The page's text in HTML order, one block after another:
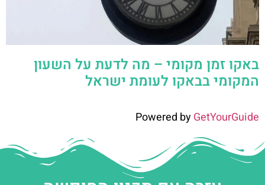
באקו זמן מקומי – מה לדעת על השעון
המקומי בבאקו לעומת ישראל
Powered byGetYourGuide